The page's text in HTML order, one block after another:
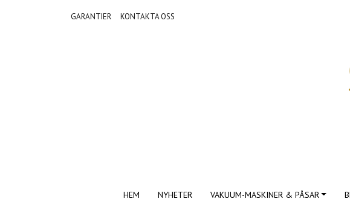
GARANTIER KONTAKTA OSS
HEM NYHETER VAKUUM-MASKINER & PÅSAR